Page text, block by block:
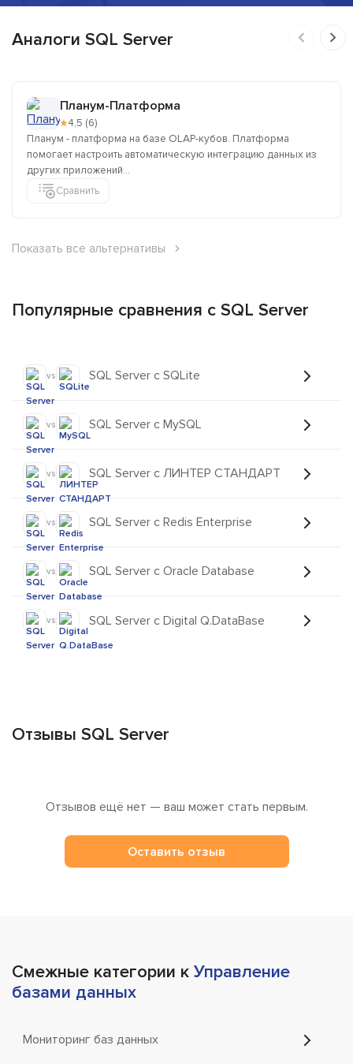
Аналоги SQL Server
Планум-Платформа
★4,5 (6)
Планум - платформа на базе OLAP-кубов. Платформа
помогает настроить автоматическую интеграцию данных из
других приложений...
Сравнить
Показать все альтернативы
Популярные сравнения с SQL Server
vs SQL Server с SQLite
vs SQL Server с MySQL
vs SQL Server с ЛИНТЕР СТАНДАРТ
vs SQL Server с Redis Enterprise
vs SQL Server с Oracle Database
vs SQL Server с Digital Q.DataBase
Отзывы SQL Server
Отзывов ещё нет — ваш может стать первым.
Оставить отзыв
Смежные категории к Управление
базами данных
Мониторинг баз данных